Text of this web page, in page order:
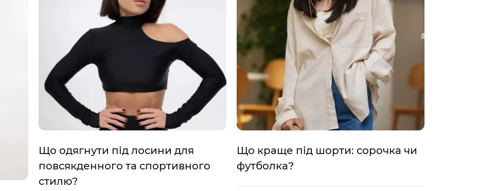
Що одягнути під лосини для
повсякденного та спортивного
стилю?
Що краще під шорти: сорочка чи
футболка?